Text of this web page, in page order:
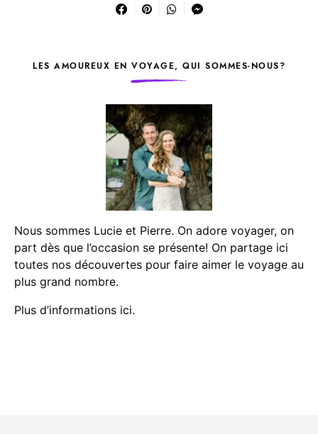
LES AMOUREUX EN VOYAGE, QUI SOMMES-NOUS?
Nous sommes Lucie et Pierre. On adore voyager, on
part dès que l’occasion se présente! On partage ici
toutes nos découvertes pour faire aimer le voyage au
plus grand nombre.
Plus d’informations ici.